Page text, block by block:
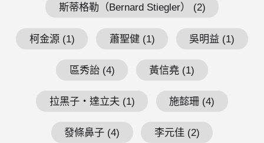
斯蒂格勒（Bernard Stiegler） (2)
柯金源 (1) 蕭聖健 (1) 吳明益 (1)
區秀詒 (4) 黃信堯 (1)
拉黑子・達立夫 (1) 施懿珊 (4)
發條鼻子 (4) 李元佳 (2)